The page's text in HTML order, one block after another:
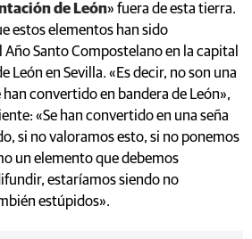
de León» fuera de esta tierra.
estos elementos han sido
Santo Compostelano en la capital
León en Sevilla. «Es decir, no son una
han convertido en bandera de León»,
«Se han convertido en una seña
si no valoramos esto, si no ponemos
un elemento que debemos
estaríamos siendo no
estúpidos».